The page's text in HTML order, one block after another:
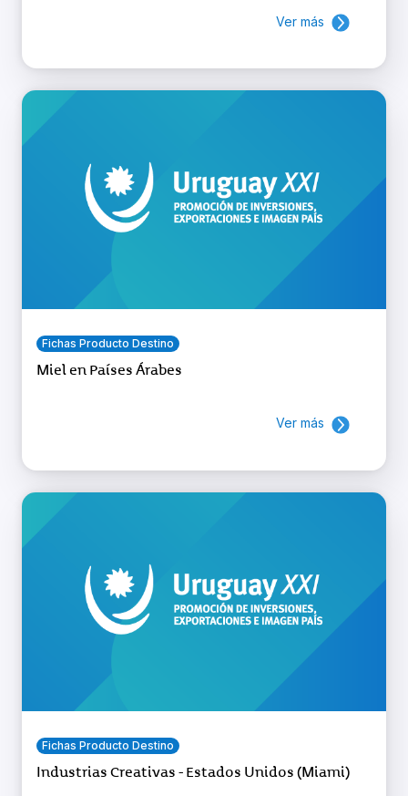
Ver más
Fichas Producto Destino
Miel en Países Árabes
Ver más
Fichas Producto Destino
Industrias Creativas - Estados Unidos (Miami)